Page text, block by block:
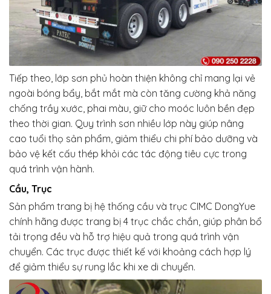
Tiếp theo, lớp sơn phủ hoàn thiện không chỉ mang lại vẻ
ngoài bóng bẩy, bắt mắt mà còn tăng cường khả năng
chống trầy xước, phai màu, giữ cho moóc luôn bền đẹp
theo thời gian. Quy trình sơn nhiều lớp này giúp nâng
cao tuổi thọ sản phẩm, giảm thiểu chi phí bảo dưỡng và
bảo vệ kết cấu thép khỏi các tác động tiêu cực trong
quá trình vận hành.
Cầu, Trục
Sản phẩm trang bị hệ thống cầu và trục CIMC DongYue
chính hãng được trang bị 4 trục chắc chắn, giúp phân bổ
tải trọng đều và hỗ trợ hiệu quả trong quá trình vận
chuyển. Các trục được thiết kế với khoảng cách hợp lý
để giảm thiểu sự rung lắc khi xe di chuyển.